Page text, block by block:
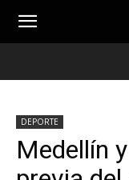
DEPORTE
Medellín